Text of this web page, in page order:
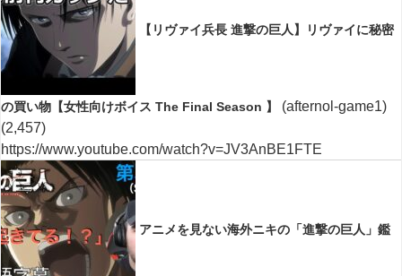
【リヴァイ兵長 進撃の巨人】リヴァイに秘密
の買い物【女性向けボイス The Final Season 】
(afternol-game1)
(2,457)
https://www.youtube.com/watch?v=JV3AnBE1FTE
アニメを見ない海外ニキの「進撃の巨人」鑑